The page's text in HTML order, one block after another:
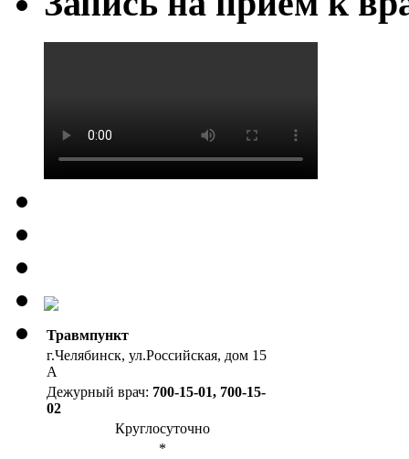
Травмпункт
г.Челябинск, ул.Российская, дом 15
А
Дежурный врач: 700-15-01, 700-15-
02
Круглосуточно
*